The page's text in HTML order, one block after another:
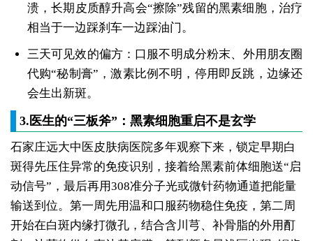
溃，长期皮质醇升高会“擦除”残留的黑素细胞，治疗
相当于一边踩刹车一边踩油门。
三天可见效的偏方：口服不明成分粉末、外用朋友圈
代购“秘制膏”，激素比例不明，停用即反跳，边缘还
会生出新斑。
3.医生的“三板斧”：黑素细胞重启不是玄学
石家庄远大中医皮肤病医院多年观察下来，锁定早期白
斑得先压住异常的免疫识别，接着给黑素前体细胞送“启
动信号”，最后再用308准分子光或微针药物通道把能量
输送到位。第一周先用温和口服药物稳住免疫，第二周
开始在白斑内缘打微孔，结合含川芎、补骨脂的外用酊